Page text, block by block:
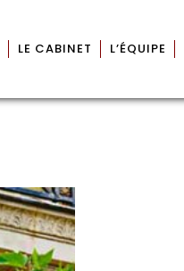
LE CABINET L’ÉQUIPE